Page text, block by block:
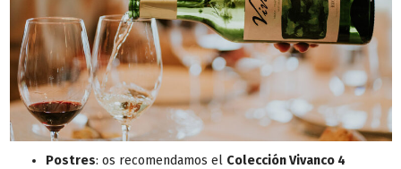
Postres: os recomendamos el Colección Vivanco 4